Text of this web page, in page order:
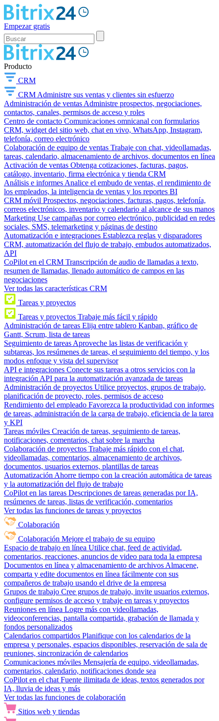
Empezar gratis
Producto
CRM
CRM Administre sus ventas y clientes sin esfuerzo
Administración de ventas Administre prospectos, negociaciones,
contactos, canales, permisos de acceso y roles
Centro de contacto Comunicaciones omnicanal con formularios
CRM, widget del sitio web, chat en vivo, WhatsApp, Instagram,
telefonía, correo electrónico
Colaboración de equipo de ventas Trabaje con chat, videollamadas,
tareas, calendario, almacenamiento de archivos, documentos en línea
Activación de ventas Obtenga cotizaciones, facturas, pagos,
catálogo, inventario, firma electrónica y tienda CRM
Análisis e informes Analice el embudo de ventas, el rendimiento de
los empleados, la inteligencia de ventas y los reportes BI
CRM móvil Prospectos, negociaciones, facturas, pagos, telefonía,
correos electrónicos, inventario y calendario al alcance de sus manos
Marketing Use campañas por correo electrónico, publicidad en redes
sociales, SMS, telemarketing y páginas de destino
Automatización e integraciones Establezca reglas y disparadores
CRM, automatización del flujo de trabajo, embudos automatizados,
API
CoPilot en el CRM Transcripción de audio de llamadas a texto,
resumen de llamadas, llenado automático de campos en las
negociaciones
Ver todas las características CRM
Tareas y proyectos
Tareas y proyectos Trabaje más fácil y rápido
Administración de tareas Elija entre tablero Kanban, gráfico de
Gantt, Scrum, lista de tareas
Seguimiento de tareas Aproveche las listas de verificación y
subtareas, los resúmenes de tareas, el seguimiento del tiempo, y los
modos enfoque y vista del supervisor
API e integraciones Conecte sus tareas a otros servicios con la
integración API para la automatización avanzada de tareas
Administración de proyectos Utilice proyectos, grupos de trabajo,
planificación de proyecto, roles, permisos de acceso
Rendimiento del empleado Favorezca la productividad con informes
de tareas, administración de la carga de trabajo, eficiencia de la tarea
y KPI
Tareas móviles Creación de tareas, seguimiento de tareas,
notificaciones, comentarios, chat sobre la marcha
Colaboración de proyectos Trabaje más rápido con el chat,
videollamadas, comentarios, almacenamiento de archivos,
documentos, usuarios externos, plantillas de tareas
Automatización Ahorre tiempo con la creación automática de tareas
y la automatización del flujo de trabajo
CoPilot en las tareas Descripciones de tareas generadas por IA,
resúmenes de tareas, listas de verificación, comentarios
Ver todas las funciones de tareas y proyectos
Colaboración
Colaboración Mejore el trabajo de su equipo
Espacio de trabajo en línea Utilice chat, feed de actividad,
comentarios, reacciones, anuncios de video para toda la empresa
Documentos en línea y almacenamiento de archivos Almacene,
comparta y edite documentos en línea fácilmente con sus
compañeros de trabajo usando el drive de la empresa
Grupos de trabajo Cree grupos de trabajo, invite usuarios externos,
configure permisos de acceso y trabaje en tareas y proyectos
Reuniones en línea Logre más con videollamadas,
videoconferencias, pantalla compartida, grabación de llamada y
fondos personalizados
Calendarios compartidos Planifique con los calendarios de la
empresa y personales, espacios disponibles, reservación de sala de
reuniones, sincronización de calendarios
Comunicaciones móviles Mensajería de equipo, videollamadas,
comentarios, calendario, notificaciones donde sea
CoPilot en el chat Fuente ilimitada de ideas, textos generados por
IA, lluvia de ideas y más
Ver todas las funciones de colaboración
Sitios web y tiendas